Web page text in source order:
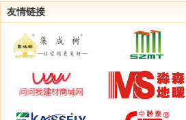
友情链接